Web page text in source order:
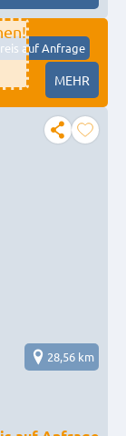
auf Anfrage
MEHR
28,56 km